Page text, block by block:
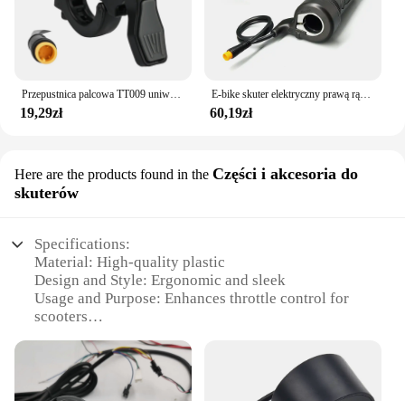
Przepustnica palcowa TT009 uniwersalna 22mm 36V 48V 60V 72V elektryczny skuter rowerowy akcelerator lewa prawa kierownica
19,29zł
E-bike skuter elektryczny prawą rączkę 20X pełna przepustnica 24V 36V 48V 60V 72V wodoodporna/SM złącze
60,19zł
Here are the products found in the Części i akcesoria do
skuterów
Specifications:
Material: High-quality plastic
Design and Style: Ergonomic and sleek
Usage and Purpose: Enhances throttle control for
scooters
Parts and Accessories: Comes as a set for easy
installation
Compatibility: Designed for a wide range of